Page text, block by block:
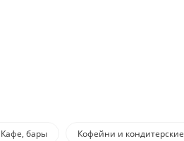
Кафе, бары Кофейни и кондитерские